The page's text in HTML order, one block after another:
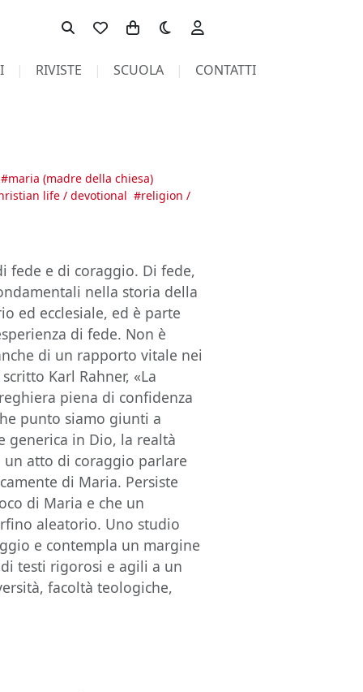
Toggle theme
RIVISTE SCUOLA CONTATTI
#maria (madre della chiesa)
life / devotional #religion /
fede e di coraggio. Di fede,
nella storia della
ed ecclesiale, ed è parte
di fede. Non è
di un rapporto vitale nei
Karl Rahner, «La
piena di confidenza
punto siamo giunti a
generica in Dio, la realtà
un atto di coraggio parlare
di Maria. Persiste
di Maria e che un
aleatorio. Uno studio
e contempla un margine
testi rigorosi e agili a un
facoltà teologiche,